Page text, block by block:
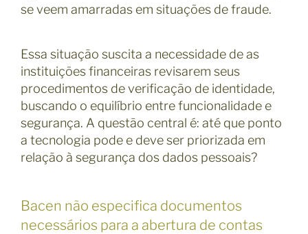
se veem amarradas em situações de fraude.
Essa situação suscita a necessidade de as
instituições financeiras revisarem seus
procedimentos de verificação de identidade,
buscando o equilíbrio entre funcionalidade e
segurança. A questão central é: até que ponto
a tecnologia pode e deve ser priorizada em
relação à segurança dos dados pessoais?
Bacen não especifica documentos
necessários para a abertura de contas